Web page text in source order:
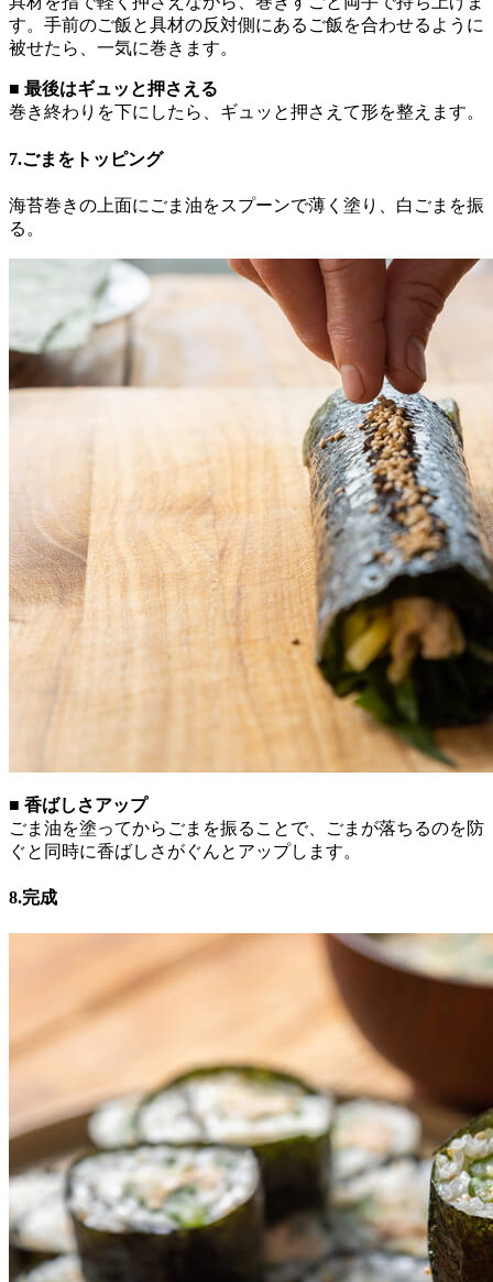
す。手前のご飯と具材の反対側にあるご飯を合わせるように
被せたら、一気に巻きます。
■ 最後はギュッと押さえる
巻き終わりを下にしたら、ギュッと押さえて形を整えます。
7.ごまをトッピング
海苔巻きの上面にごま油をスプーンで薄く塗り、白ごまを振
る。
■ 香ばしさアップ
ごま油を塗ってからごまを振ることで、ごまが落ちるのを防
ぐと同時に香ばしさがぐんとアップします。
8.完成